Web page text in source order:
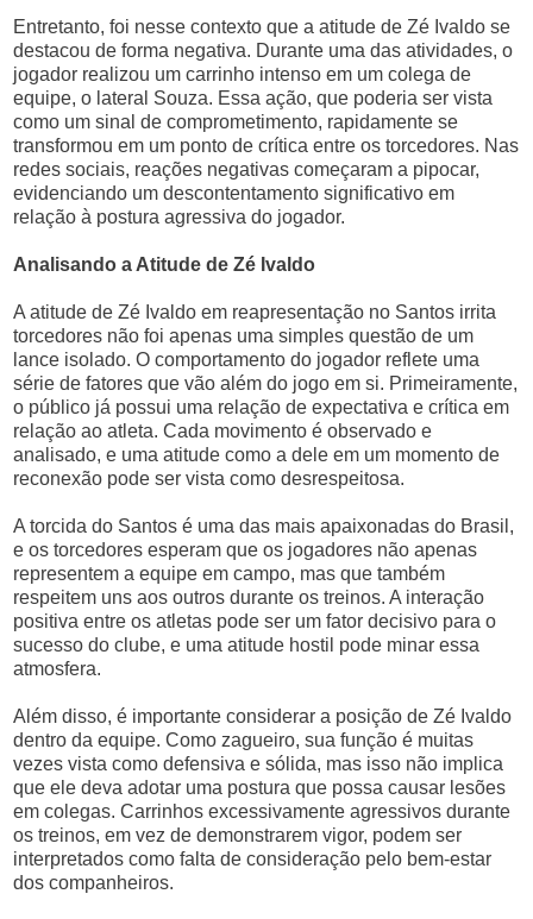
Entretanto, foi nesse contexto que a atitude de Zé Ivaldo se
destacou de forma negativa. Durante uma das atividades, o
jogador realizou um carrinho intenso em um colega de
equipe, o lateral Souza. Essa ação, que poderia ser vista
como um sinal de comprometimento, rapidamente se
transformou em um ponto de crítica entre os torcedores. Nas
redes sociais, reações negativas começaram a pipocar,
evidenciando um descontentamento significativo em
relação à postura agressiva do jogador.
Analisando a Atitude de Zé Ivaldo
A atitude de Zé Ivaldo em reapresentação no Santos irrita
torcedores não foi apenas uma simples questão de um
lance isolado. O comportamento do jogador reflete uma
série de fatores que vão além do jogo em si. Primeiramente,
o público já possui uma relação de expectativa e crítica em
relação ao atleta. Cada movimento é observado e
analisado, e uma atitude como a dele em um momento de
reconexão pode ser vista como desrespeitosa.
A torcida do Santos é uma das mais apaixonadas do Brasil,
e os torcedores esperam que os jogadores não apenas
representem a equipe em campo, mas que também
respeitem uns aos outros durante os treinos. A interação
positiva entre os atletas pode ser um fator decisivo para o
sucesso do clube, e uma atitude hostil pode minar essa
atmosfera.
Além disso, é importante considerar a posição de Zé Ivaldo
dentro da equipe. Como zagueiro, sua função é muitas
vezes vista como defensiva e sólida, mas isso não implica
que ele deva adotar uma postura que possa causar lesões
em colegas. Carrinhos excessivamente agressivos durante
os treinos, em vez de demonstrarem vigor, podem ser
interpretados como falta de consideração pelo bem-estar
dos companheiros.